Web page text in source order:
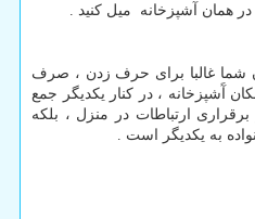
همان آشپزخانه میل کنید .
شما غالبا برای حرف زدن ، صرف
آَشپزخانه ، در کنار یکدیگر جمع
ارتباطات در منزل ، بلکه
به یکدیگر است .